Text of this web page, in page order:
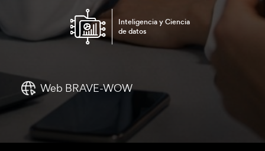
Inteligencia y Ciencia
de datos
Web BRAVE-WOW